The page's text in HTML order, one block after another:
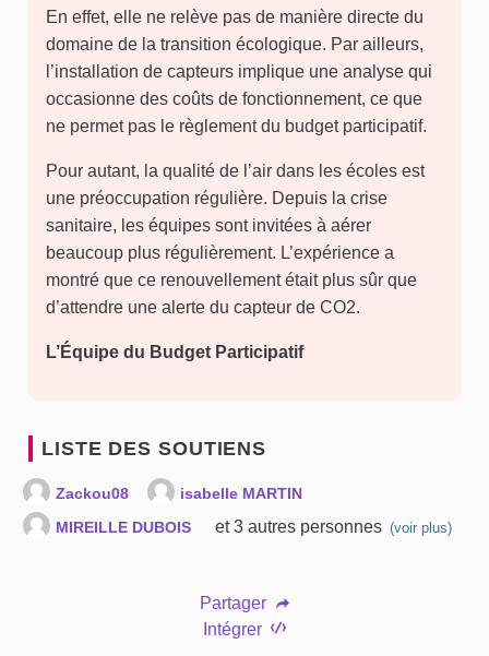
En effet, elle ne relève pas de manière directe du
domaine de la transition écologique. Par ailleurs,
l’installation de capteurs implique une analyse qui
occasionne des coûts de fonctionnement, ce que
ne permet pas le règlement du budget participatif.
Pour autant, la qualité de l’air dans les écoles est
une préoccupation régulière. Depuis la crise
sanitaire, les équipes sont invitées à aérer
beaucoup plus régulièrement. L’expérience a
montré que ce renouvellement était plus sûr que
d’attendre une alerte du capteur de CO2.
L’Équipe du Budget Participatif
LISTE DES SOUTIENS
Zackou08
isabelle MARTIN
MIREILLE DUBOIS
et 3 autres personnes (voir plus)
Partager
Intégrer